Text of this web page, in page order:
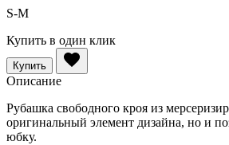
S-M
Купить в один клик
Купить
Описание
Рубашка свободного кроя из
оригинальный элемент дизайна, но и
юбку.